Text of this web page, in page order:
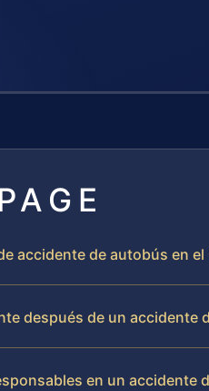
accidente de autobús en
después de un accidente
en un accidente